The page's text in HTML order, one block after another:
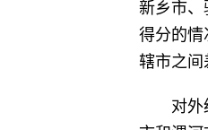
新乡市
得分的
辖市之间
对